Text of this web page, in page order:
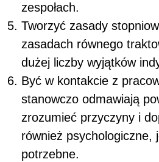
zespołach.
Tworzyć zasady
zasadach równego
dużej liczby wyjątków
Być w kontakcie z
stanowczo odmawiają
zrozumieć przyczyny i
również psychologiczne,
potrzebne.